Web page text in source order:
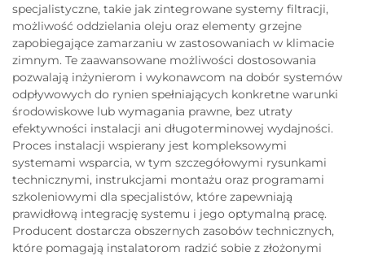
specjalistyczne, takie jak zintegrowane systemy filtracji,
możliwość oddzielania oleju oraz elementy grzejne
zapobiegające zamarzaniu w zastosowaniach w klimacie
zimnym. Te zaawansowane możliwości dostosowania
pozwalają inżynierom i wykonawcom na dobór systemów
odpływowych do rynien spełniających konkretne warunki
środowiskowe lub wymagania prawne, bez utraty
efektywności instalacji ani długoterminowej wydajności.
Proces instalacji wspierany jest kompleksowymi
systemami wsparcia, w tym szczegółowymi rysunkami
technicznymi, instrukcjami montażu oraz programami
szkoleniowymi dla specjalistów, które zapewniają
prawidłową integrację systemu i jego optymalną pracę.
Producent dostarcza obszernych zasobów technicznych,
które pomagają instalatorom radzić sobie z złożonymi